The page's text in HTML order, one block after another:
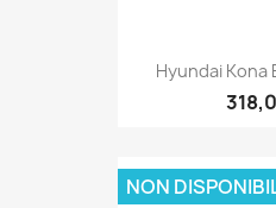
Hyundai Kona
NON